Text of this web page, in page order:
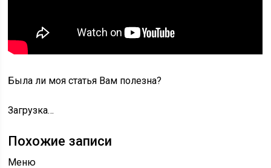
Была ли моя статья Вам полезна?
Загрузка…
Похожие записи
Меню